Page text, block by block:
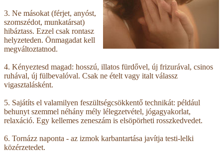
3. Ne másokat (férjet, anyóst,
szomszédot, munkatársat)
hibáztass. Ezzel csak rontasz
helyzeteden. Önmagadat kell
megváltoztatnod.
4. Kényeztesd magad: hosszú, illatos fürdővel, új frizurával, csinos
ruhával, új fülbevalóval. Csak ne ételt vagy italt válassz
vigasztalásként.
5. Sajátíts el valamilyen feszültségcsökkentő technikát: például
behunyt szemmel néhány mély lélegzetvétel, jógagyakorlat,
relaxáció. Egy kellemes zeneszám is elsöpörheti rosszkedvedet.
6. Tornázz naponta - az izmok karbantartása javítja testi-lelki
közérzetedet.